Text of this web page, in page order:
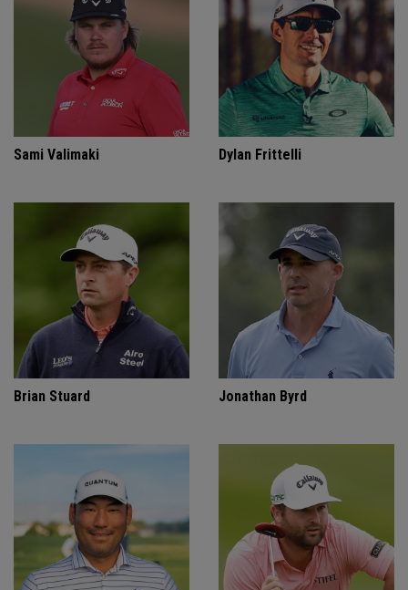
Sami Valimaki Dylan Frittelli
Brian Stuard Jonathan Byrd